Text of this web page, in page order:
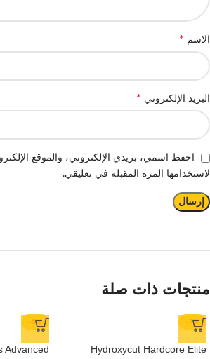
الاسم *
البريد الإلكتروني *
احفظ اسمي، بريدي الإلكتروني، والموقع
لاستخدامها المرة المقبلة في تعليقي.
منتجات ذات صلة
-7%
Hydroxycut Hardcore Elite
-5%
Advanced